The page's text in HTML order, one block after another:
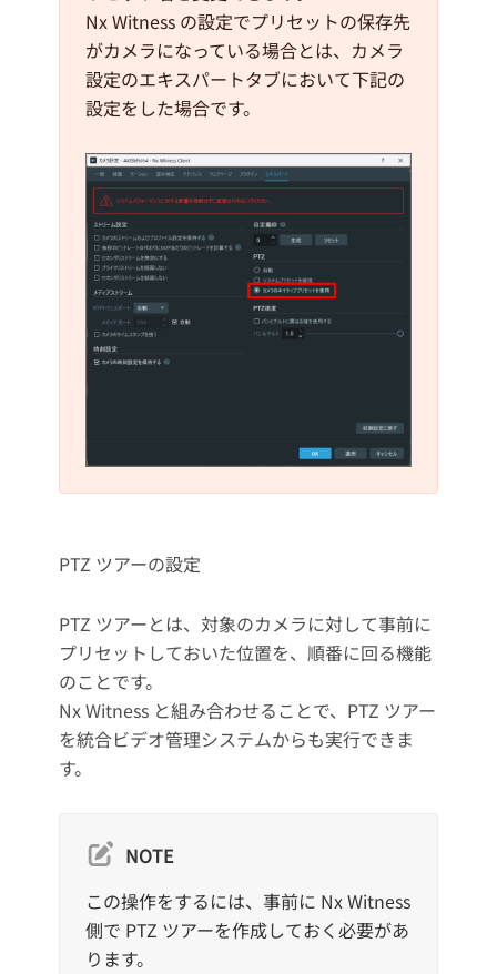
Nx Witness の設定でプリセットの保存先
がカメラになっている場合とは、カメラ
設定のエキスパートタブにおいて下記の
設定をした場合です。
PTZ ツアーの設定
PTZ ツアーとは、対象のカメラに対して事前に
プリセットしておいた位置を、順番に回る機能
のことです。
Nx Witness と組み合わせることで、PTZ ツアー
を統合ビデオ管理システムからも実行できま
す。
NOTE
この操作をするには、事前に Nx Witness
側で PTZ ツアーを作成しておく必要があ
ります。